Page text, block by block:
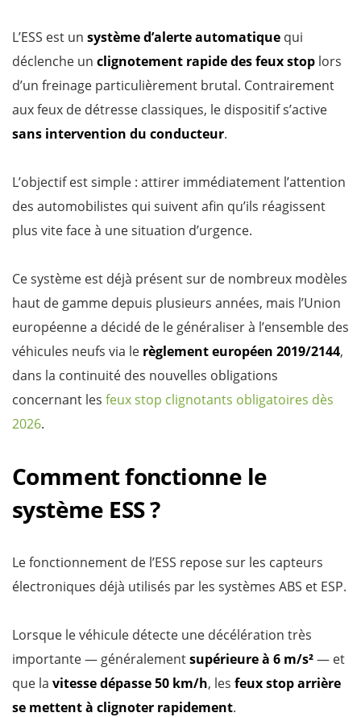
L’ESS est un système d’alerte automatique qui
déclenche un clignotement rapide des feux stop lors
d’un freinage particulièrement brutal. Contrairement
aux feux de détresse classiques, le dispositif s’active
sans intervention du conducteur.
L’objectif est simple : attirer immédiatement l’attention
des automobilistes qui suivent afin qu’ils réagissent
plus vite face à une situation d’urgence.
Ce système est déjà présent sur de nombreux modèles
haut de gamme depuis plusieurs années, mais l’Union
européenne a décidé de le généraliser à l’ensemble des
véhicules neufs via le règlement européen 2019/2144,
dans la continuité des nouvelles obligations
concernant les feux stop clignotants obligatoires dès
2026.
Comment fonctionne le
système ESS ?
Le fonctionnement de l’ESS repose sur les capteurs
électroniques déjà utilisés par les systèmes ABS et ESP.
Lorsque le véhicule détecte une décélération très
importante — généralementsupérieure à 6 m/s²— et
que la vitesse dépasse 50 km/h, les feux stop arrière
se mettent à clignoter rapidement.